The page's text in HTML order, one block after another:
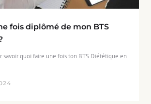
fois diplômé de mon BTS
savoir quoi faire une fois ton BTS Diététique en